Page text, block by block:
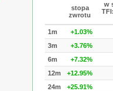
stopa
zwrotu
w
1m
+1.03%
3m
+3.76%
6m
+7.32%
12m
+12.95%
24m
+25.91%